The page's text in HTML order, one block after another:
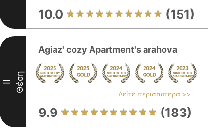
10.0 (151)
II Θέση
Agiaz' cozy Apartment's arahova
Δείτε περισσότερα >>
9.9 (183)